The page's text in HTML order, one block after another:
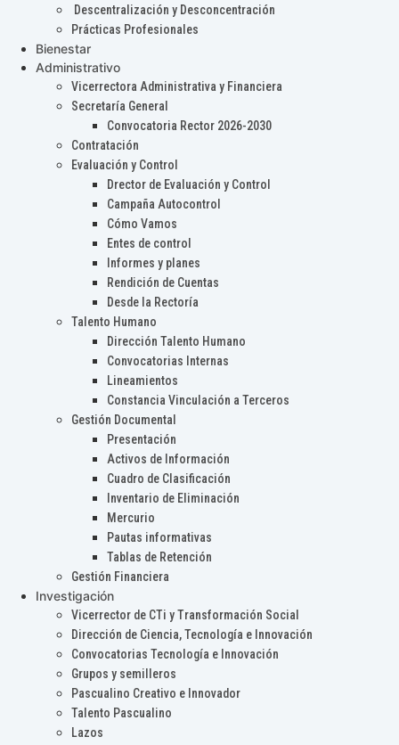
Descentralización y Desconcentración
Prácticas Profesionales
Bienestar
Administrativo
Vicerrectora Administrativa y Financiera
Secretaría General
Convocatoria Rector 2026-2030
Contratación
Evaluación y Control
Drector de Evaluación y Control
Campaña Autocontrol
Cómo Vamos
Entes de control
Informes y planes
Rendición de Cuentas
Desde la Rectoría
Talento Humano
Dirección Talento Humano
Convocatorias Internas
Lineamientos
Constancia Vinculación a Terceros
Gestión Documental
Presentación
Activos de Información
Cuadro de Clasificación
Inventario de Eliminación
Mercurio
Pautas informativas
Tablas de Retención
Gestión Financiera
Investigación
Vicerrector de CTi y Transformación Social
Dirección de Ciencia, Tecnología e Innovación
Convocatorias Tecnología e Innovación
Grupos y semilleros
Pascualino Creativo e Innovador
Talento Pascualino
Lazos